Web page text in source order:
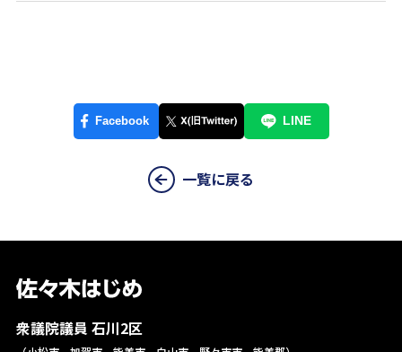
一覧に戻る
衆議院議員 石川2区